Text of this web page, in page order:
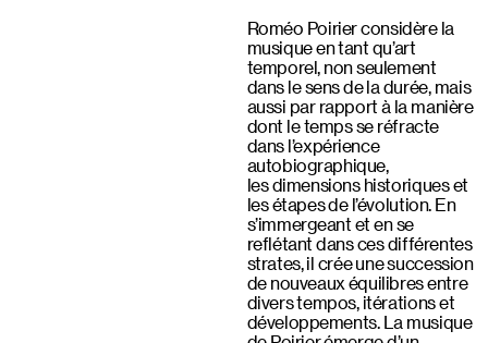
Roméo Poirier considère la
musique en tant qu’art
temporel, non seulement
dans le sens de la durée, mais
aussi par rapport à la manière
dont le temps se réfracte
dans l’expérience
autobiographique,
les dimensions historiques et
les étapes de l’évolution. En
s’immergeant et en se
reflétant dans ces différentes
strates, il crée une succession
de nouveaux équilibres entre
divers tempos, itérations et
développements. La musique